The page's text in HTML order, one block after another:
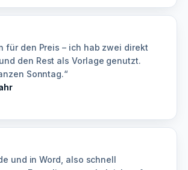
für den Preis – ich hab zwei direkt
den Rest als Vorlage genutzt.
Sonntag.“
und in Word, also schnell